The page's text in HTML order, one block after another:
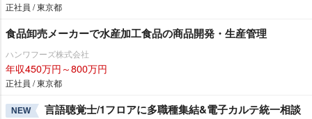
正社員 / 東京都
食品卸売メーカーで水産加工食品の商品開発・生産管理
ハンワフーズ株式会社
年収450万円～800万円
正社員 / 東京都
NEW
言語聴覚士/1フロアに多職種集結&電子カルテ統一相談